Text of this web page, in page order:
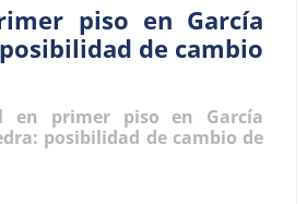
piso en García
de cambio
en primer piso en García
posibilidad de cambio de